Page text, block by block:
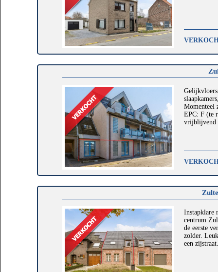
Momenteel
EPC: F (te
vrijblijvend
Instapklare
centrum
de eerste
zolder.
een